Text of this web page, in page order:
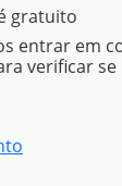
gratuito
entrar em
verificar